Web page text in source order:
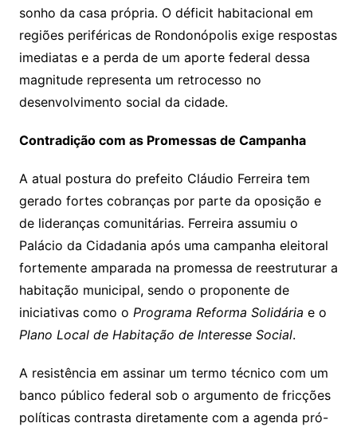
sonho da casa própria. O déficit habitacional em
regiões periféricas de Rondonópolis exige respostas
imediatas e a perda de um aporte federal dessa
magnitude representa um retrocesso no
desenvolvimento social da cidade.
Contradição com as Promessas de Campanha
A atual postura do prefeito Cláudio Ferreira tem
gerado fortes cobranças por parte da oposição e
de lideranças comunitárias. Ferreira assumiu o
Palácio da Cidadania após uma campanha eleitoral
fortemente amparada na promessa de reestruturar a
habitação municipal, sendo o proponente de
iniciativas como o Programa Reforma Solidária e o
Plano Local de Habitação de Interesse Social.
A resistência em assinar um termo técnico com um
banco público federal sob o argumento de fricções
políticas contrasta diretamente com a agenda pró-